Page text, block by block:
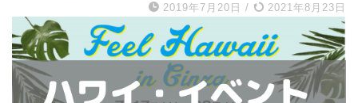
2019年7月20日 / 2021年8月23日